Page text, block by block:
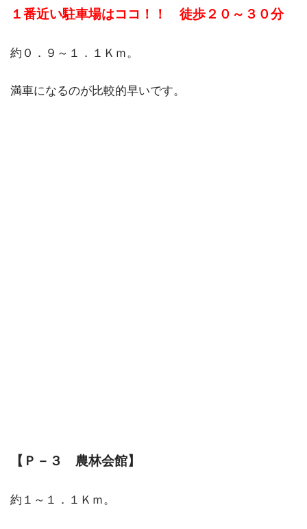
１番近い駐車場はココ！！ 徒歩２０～３０分
約０．９～１．１Ｋｍ。
満車になるのが比較的早いです。
【Ｐ－３ 農林会館】
約１～１．１Ｋｍ。